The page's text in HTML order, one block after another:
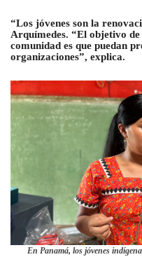
“Los jóvenes son la
Arquímedes. “El objetivo
comunidad es que puedan
organizaciones”, explica.
En Panamá, los jóvenes